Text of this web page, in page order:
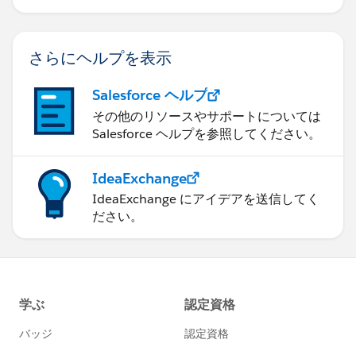
さらにヘルプを表示
Salesforce ヘルプ
その他のリソースやサポートについては
Salesforce ヘルプを参照してください。
IdeaExchange
IdeaExchange にアイデアを送信してく
ださい。